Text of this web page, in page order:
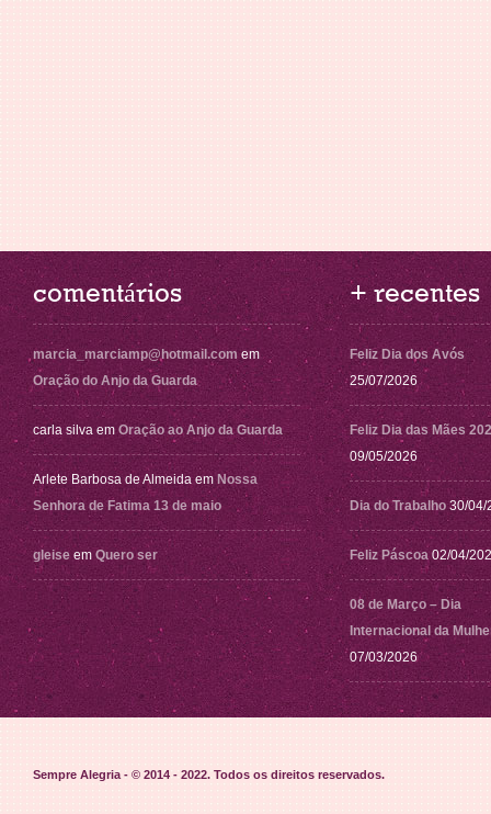
comentários
marcia_marciamp@hotmail.com em
Oração do Anjo da Guarda
carla silva em Oração ao Anjo da Guarda
Arlete Barbosa de Almeida em Nossa
Senhora de Fatima 13 de maio
gleise em Quero ser
+ recentes
Feliz Dia dos Avós
25/07/2026
Feliz Dia das Mães
09/05/2026
Dia do Trabalho 30/04/
Feliz Páscoa 02/04/
08 de Março – Dia
Internacional da
07/03/2026
Sempre Alegria - © 2014 - 2022. Todos os direitos reservados.